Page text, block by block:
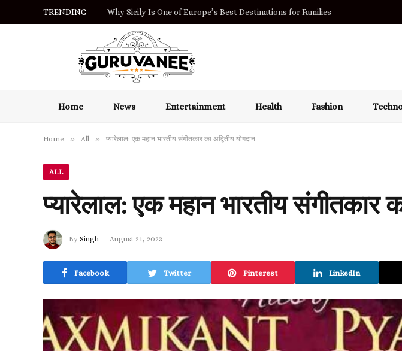
TRENDING Why Sicily Is One of Europe’s Best Destinations for Families
Home News Entertainment Health Fashion
Home » All » प्यारेलाल: एक महान भारतीय संगीतकार का अद्वितीय योगदान
ALL
प्यारेलाल: एक महान भारतीय संगीतकार
By Singh August 21, 2023
Facebook Twitter Pinterest LinkedIn